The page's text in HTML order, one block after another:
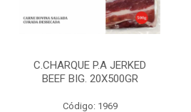
C.CHARQUE P.A JERKED
BEEF BIG. 20X500GR
Código: 1969